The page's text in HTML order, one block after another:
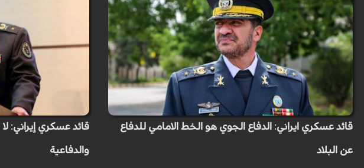
قائد عسكري ايراني: الدفاع الجوي هو الخط الامامي للدفاع
عن البلاد
قائد عسكري إيراني:
والدفاعية